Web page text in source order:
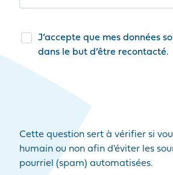
J’accepte que mes données
dans le but d’être recontacté.
Cette question sert à vérifier si
humain ou non afin d'éviter les
pourriel (spam) automatisées.